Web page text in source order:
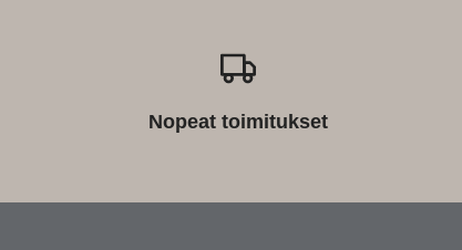
Nopeat toimitukset